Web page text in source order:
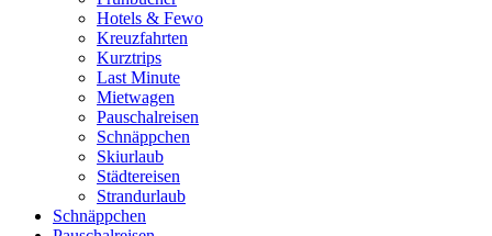
Hotels & Fewo
Kreuzfahrten
Kurztrips
Last Minute
Mietwagen
Pauschalreisen
Schnäppchen
Skiurlaub
Städtereisen
Strandurlaub
Schnäppchen